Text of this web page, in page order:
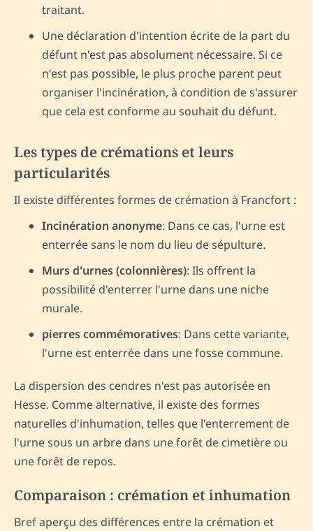
traitant.
Une déclaration d'intention écrite de la part du
défunt n'est pas absolument nécessaire. Si ce
n'est pas possible, le plus proche parent peut
organiser l'incinération, à condition de s'assurer
que cela est conforme au souhait du défunt.
Les types de crémations et leurs
particularités
Il existe différentes formes de crémation à Francfort :
Incinération anonyme: Dans ce cas, l'urne est
enterrée sans le nom du lieu de sépulture.
Murs d'urnes (colonnières): Ils offrent la
possibilité d'enterrer l'urne dans une niche
murale.
pierres commémoratives: Dans cette variante,
l'urne est enterrée dans une fosse commune.
La dispersion des cendres n'est pas autorisée en
Hesse. Comme alternative, il existe des formes
naturelles d'inhumation, telles que l'enterrement de
l'urne sous un arbre dans une forêt de cimetière ou
une forêt de repos.
Comparaison : crémation et inhumation
Bref aperçu des différences entre la crémation et